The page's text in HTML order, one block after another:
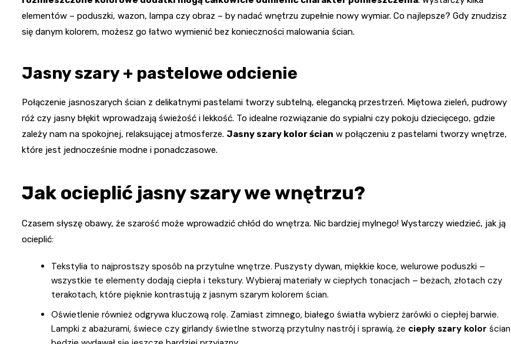
elementów – poduszki, wazon, lampa czy obraz – by nadać wnętrzu zupełnie nowy wymiar. Co najlepsze? Gdy znudzisz
się danym kolorem, możesz go łatwo wymienić bez konieczności malowania ścian.
Jasny szary + pastelowe odcienie
Połączenie jasnoszarych ścian z delikatnymi pastelami tworzy subtelną, elegancką przestrzeń. Miętowa zieleń, pudrowy
róż czy jasny błękit wprowadzają świeżość i lekkość. To idealne rozwiązanie do sypialni czy pokoju dziecięcego, gdzie
zależy nam na spokojnej, relaksującej atmosferze. Jasny szary kolor ścian w połączeniu z pastelami tworzy wnętrze,
które jest jednocześnie modne i ponadczasowe.
Jak ocieplić jasny szary we wnętrzu?
Czasem słyszę obawy, że szarość może wprowadzić chłód do wnętrza. Nic bardziej mylnego! Wystarczy wiedzieć, jak ją
ocieplić:
Tekstylia to najprostszy sposób na przytulne wnętrze. Puszysty dywan, miękkie koce, welurowe poduszki –
wszystkie te elementy dodają ciepła i tekstury. Wybieraj materiały w ciepłych tonacjach – beżach, złotach czy
terakotach, które pięknie kontrastują z jasnym szarym kolorem ścian.
Oświetlenie również odgrywa kluczową rolę. Zamiast zimnego, białego światła wybierz żarówki o ciepłej barwie.
Lampki z abażurami, świece czy girlandy świetlne stworzą przytulny nastrój i sprawią, że ciepły szary kolor ścian